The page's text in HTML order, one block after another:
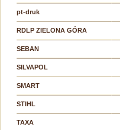
pt-druk
RDLP ZIELONA GÓRA
SEBAN
SILVAPOL
SMART
STIHL
TAXA